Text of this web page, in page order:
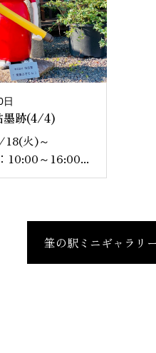
日
跡(4/4)
火)～
10:00～16:00...
筆の駅ミニギャラリ